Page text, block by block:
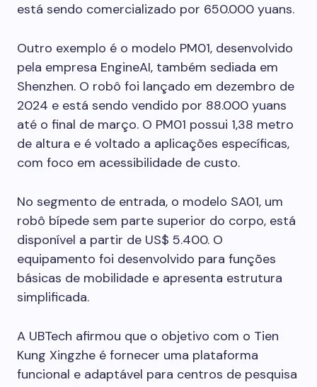
está sendo comercializado por 650.000 yuans.
Outro exemplo é o modelo PM01, desenvolvido
pela empresa EngineAI, também sediada em
Shenzhen. O robô foi lançado em dezembro de
2024 e está sendo vendido por 88.000 yuans
até o final de março. O PM01 possui 1,38 metro
de altura e é voltado a aplicações específicas,
com foco em acessibilidade de custo.
No segmento de entrada, o modelo SA01, um
robô bípede sem parte superior do corpo, está
disponível a partir de US$ 5.400. O
equipamento foi desenvolvido para funções
básicas de mobilidade e apresenta estrutura
simplificada.
A UBTech afirmou que o objetivo com o Tien
Kung Xingzhe é fornecer uma plataforma
funcional e adaptável para centros de pesquisa